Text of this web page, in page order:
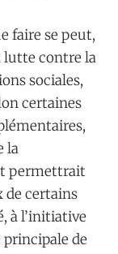
faire se peut,
lutte contre la
sociales,
certaines
la
permettrait
de certains
à l’initiative
principale de